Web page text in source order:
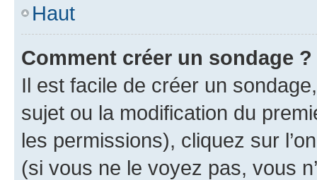
Haut
Comment créer un sondage ?
Il est facile de créer un
sujet ou la modification du
les permissions), cliquez sur
(si vous ne le voyez pas, vous